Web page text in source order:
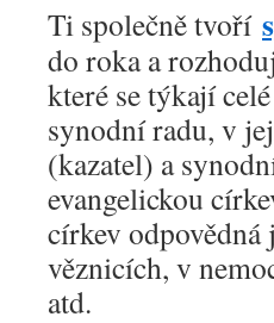
Ti společně tvoří
do roka a
které se týkají
synodní radu, v
(kazatel) a
evangelickou
církev odpovědná
věznicích, v
atd.